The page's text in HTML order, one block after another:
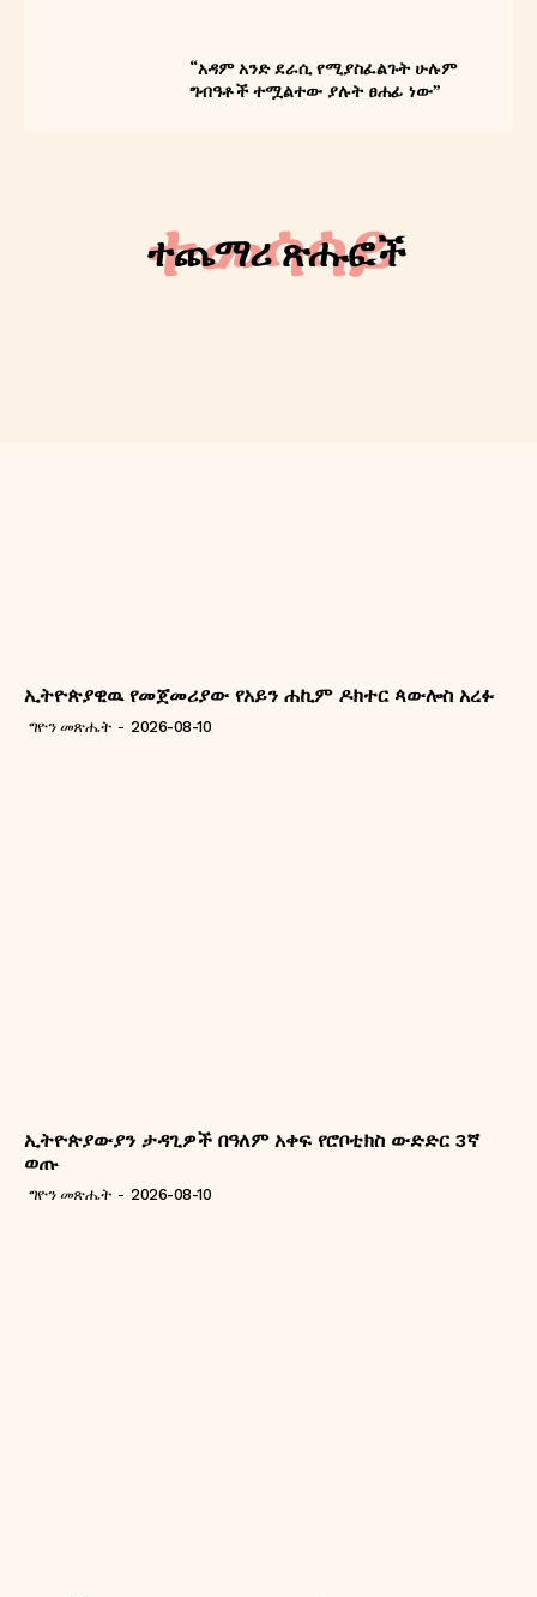
READ OUR MAGAZINE
ኢትዮ ሐበሻ ኅትመትና ማስታወቂያ ኃ/
“አዳም አንድ ደራሲ የሚያስፈልጉት ሁሉም
ግብዓቶች ተሟልተው ያሉት ፀሐፊ ነው”
ተጨማሪ ጽሑፎች
ተመሳሳይ
ኢትዮጵያዊዉ የመጀመሪያው የአይን ሐኪም ዶክተር ጳውሎስ አረፉ
ግዮን መጽሔት - 2026-08-10
ኢትዮጵያውያን ታዳጊዎች በዓለም አቀፍ የሮቦቲክስ ውድድር 3ኛ
ወጡ
ግዮን መጽሔት - 2026-08-10